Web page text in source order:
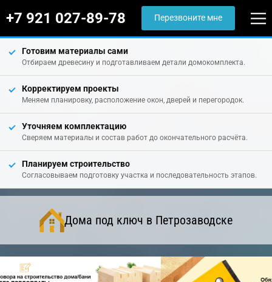
+7 921 027-89-78 Перезвоните мне
Готовим материалы сами
Отбираем древесину и подготавливаем детали домокомплекта.
Корректируем проекты
Меняем планировку, расположение окон, дверей и перегородок.
Уточняем комплектацию
Сверяем материалы и состав работ до окончательного расчёта.
Планируем строительство
Согласовываем подготовку участка и последовательность этапов.
Дома под ключ в Петрозаводске